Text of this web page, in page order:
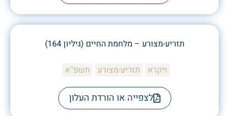
תזריע-מצורע – מלחמת החיים (גיליון 164)
ויקרא תזריע-מצורע תשפ''א
לצפייה או הורדת העלון